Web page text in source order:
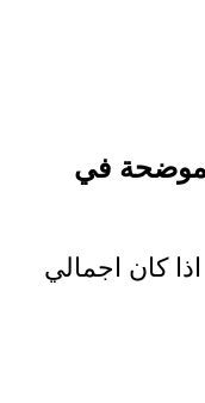
في
اذا كان اجمالي